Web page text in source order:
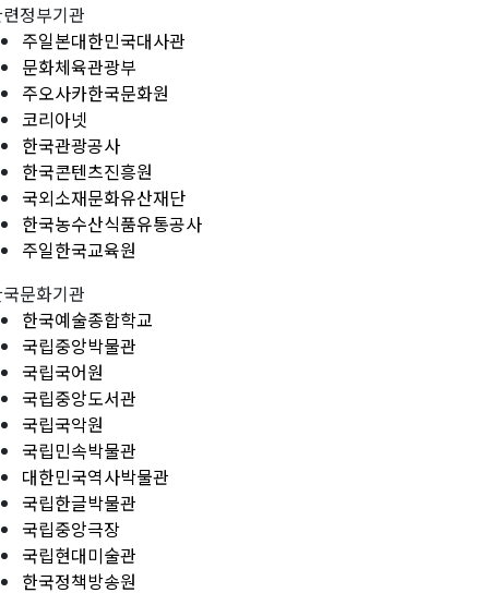
정부기관
주일본대한민국대사관
문화체육관광부
주오사카한국문화원
코리아넷
한국관광공사
한국콘텐츠진흥원
국외소재문화유산재단
한국농수산식품유통공사
주일한국교육원
문화기관
한국예술종합학교
국립중앙박물관
국립국어원
국립중앙도서관
국립국악원
국립민속박물관
대한민국역사박물관
국립한글박물관
국립중앙극장
국립현대미술관
한국정책방송원